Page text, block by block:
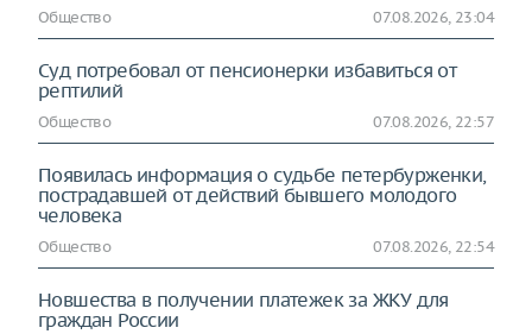
Общество 07.08.2026, 23:04
Суд потребовал от пенсионерки избавиться от
рептилий
Общество 07.08.2026, 22:57
Появилась информация о судьбе петербурженки,
пострадавшей от действий бывшего молодого
человека
Общество 07.08.2026, 22:54
Новшества в получении платежек за ЖКУ для
граждан России